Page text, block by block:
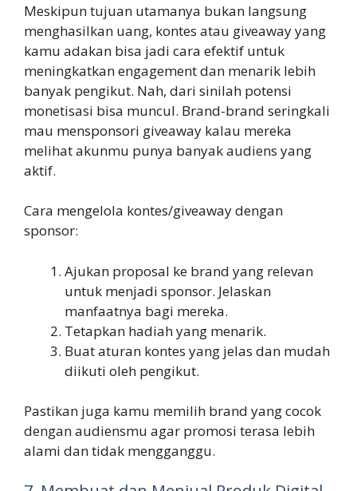
Meskipun tujuan utamanya bukan langsung
menghasilkan uang, kontes atau giveaway yang
kamu adakan bisa jadi cara efektif untuk
meningkatkan engagement dan menarik lebih
banyak pengikut. Nah, dari sinilah potensi
monetisasi bisa muncul. Brand-brand seringkali
mau mensponsori giveaway kalau mereka
melihat akunmu punya banyak audiens yang
aktif.
Cara mengelola kontes/giveaway dengan
sponsor:
Ajukan proposal ke brand yang relevan
untuk menjadi sponsor. Jelaskan
manfaatnya bagi mereka.
Tetapkan hadiah yang menarik.
Buat aturan kontes yang jelas dan mudah
diikuti oleh pengikut.
Pastikan juga kamu memilih brand yang cocok
dengan audiensmu agar promosi terasa lebih
alami dan tidak mengganggu.